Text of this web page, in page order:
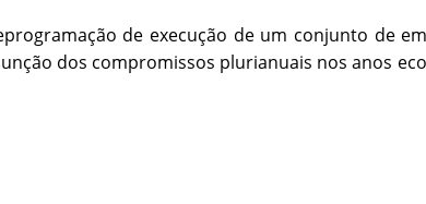
de execução de um conjunto de
dos compromissos plurianuais nos anos